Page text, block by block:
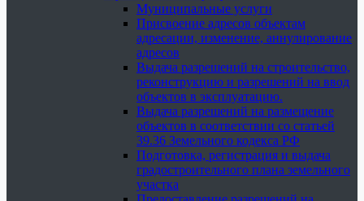
Муниципальные услуги
Присвоение адресов объектам
адресации, изменение, аннулирование
адресов
Выдача разрешений на строительство,
реконструкцию и разрешений на ввод
объектов в эксплуатацию.
Выдача разрешений на размещение
объектов в соответствии со статьей
39.36 Земельного кодекса РФ
Подготовка, регистрация и выдача
градостроительного плана земельного
участка